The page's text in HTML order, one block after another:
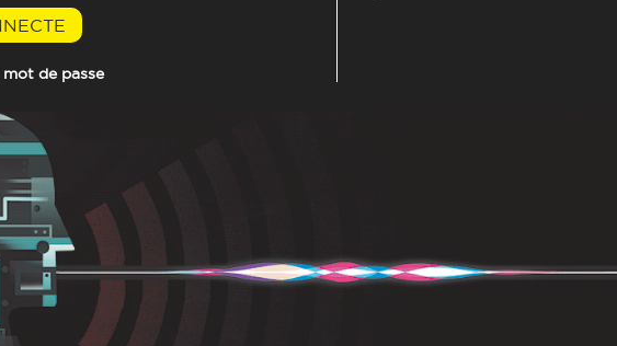
de passe